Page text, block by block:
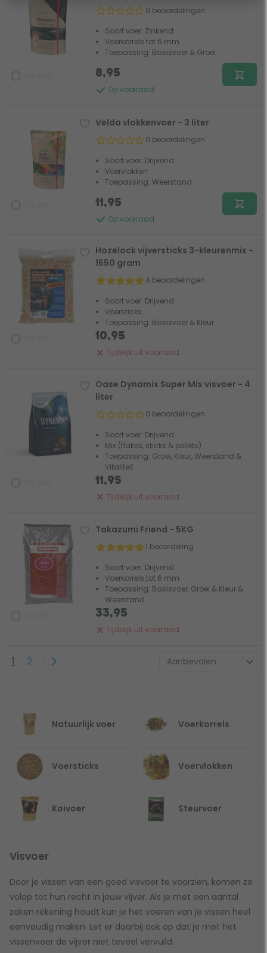
0 beoordelingen
Soort voer: Zinkend
Voerkorrels tot 6 mm
Toepassing: Basisvoer & Groei
Op voorraad
8,95
Velda vlokkenvoer - 3 liter
0 beoordelingen
Soort voer: Drijvend
Voervlokken
Toepassing: Weerstand
Op voorraad
11,95
Hozelock vijversticks 3-kleurenmix -
1650 gram
4 beoordelingen
Soort voer: Drijvend
Voersticks
Toepassing: Basisvoer & Kleur
Tijdelijk uit voorraad
10,95
Oase Dynamix Super Mix visvoer - 4
liter
0 beoordelingen
Soort voer: Drijvend
Mix (flakes, sticks & pellets)
Toepassing: Groei, Kleur, Weerstand &
Vitaliteit
Tijdelijk uit voorraad
11,95
Takazumi Friend - 5KG
1 beoordeling
Soort voer: Drijvend
Voerkorrels tot 6 mm
Toepassing: Basisvoer, Groei & Kleur &
Weerstand
Tijdelijk uit voorraad
33,95
1 2
Natuurlijk voer Voerkorrels
Voersticks Voervlokken
Koivoer Steurvoer
Visvoer
Door je vissen van een goed visvoer te voorzien, komen ze
volop tot hun recht in jouw vijver. Als je met een aantal
zaken rekening houdt kun je het voeren van je vissen heel
eenvoudig maken. Let er daarbij ook op dat je met het
vissenvoer de vijver niet teveel vervuild.